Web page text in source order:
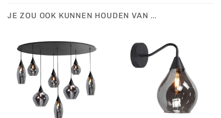
JE ZOU OOK KUNNEN HOUDEN VAN …